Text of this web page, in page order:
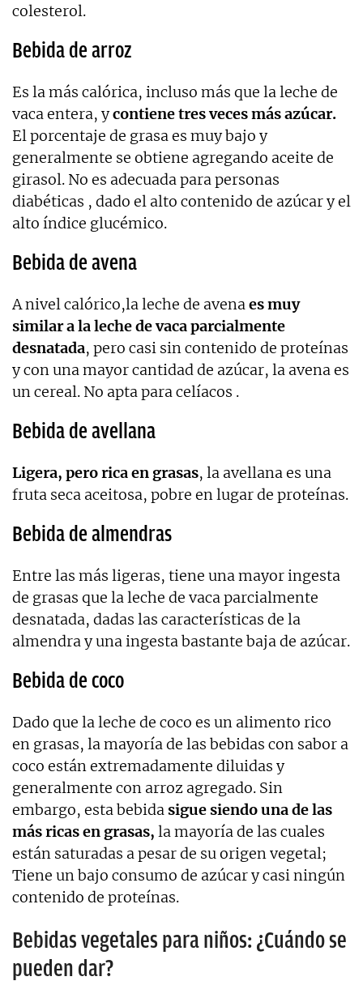
colesterol.
Bebida de arroz
Es la más calórica, incluso más que la leche de
vaca entera, ycontiene tres veces más azúcar.
El porcentaje de grasa es muy bajo y
generalmente se obtiene agregando aceite de
girasol. No es adecuada para personas
diabéticas , dado el alto contenido de azúcar y el
alto índice glucémico.
Bebida de avena
A nivel calórico,la leche de avenaes muy
similar a la leche de vaca parcialmente
desnatada, pero casi sin contenido de proteínas
y con una mayor cantidad de azúcar, la avena es
un cereal. No apta para celíacos .
Bebida de avellana
Ligera, pero rica en grasas, la avellana es una
fruta seca aceitosa, pobre en lugar de proteínas.
Bebida de almendras
Entre las más ligeras, tiene una mayor ingesta
de grasas que la leche de vaca parcialmente
desnatada, dadas las características de la
almendra y una ingesta bastante baja de azúcar.
Bebida de coco
Dado que la leche de coco es un alimento rico
en grasas, la mayoría de las bebidas con sabor a
coco están extremadamente diluidas y
generalmente con arroz agregado. Sin
embargo, esta bebidasigue siendo una de las
más ricas en grasas, la mayoría de las cuales
están saturadas a pesar de su origen vegetal;
Tiene un bajo consumo de azúcar y casi ningún
contenido de proteínas.
Bebidas vegetales para niños: ¿Cuándo se
pueden dar?